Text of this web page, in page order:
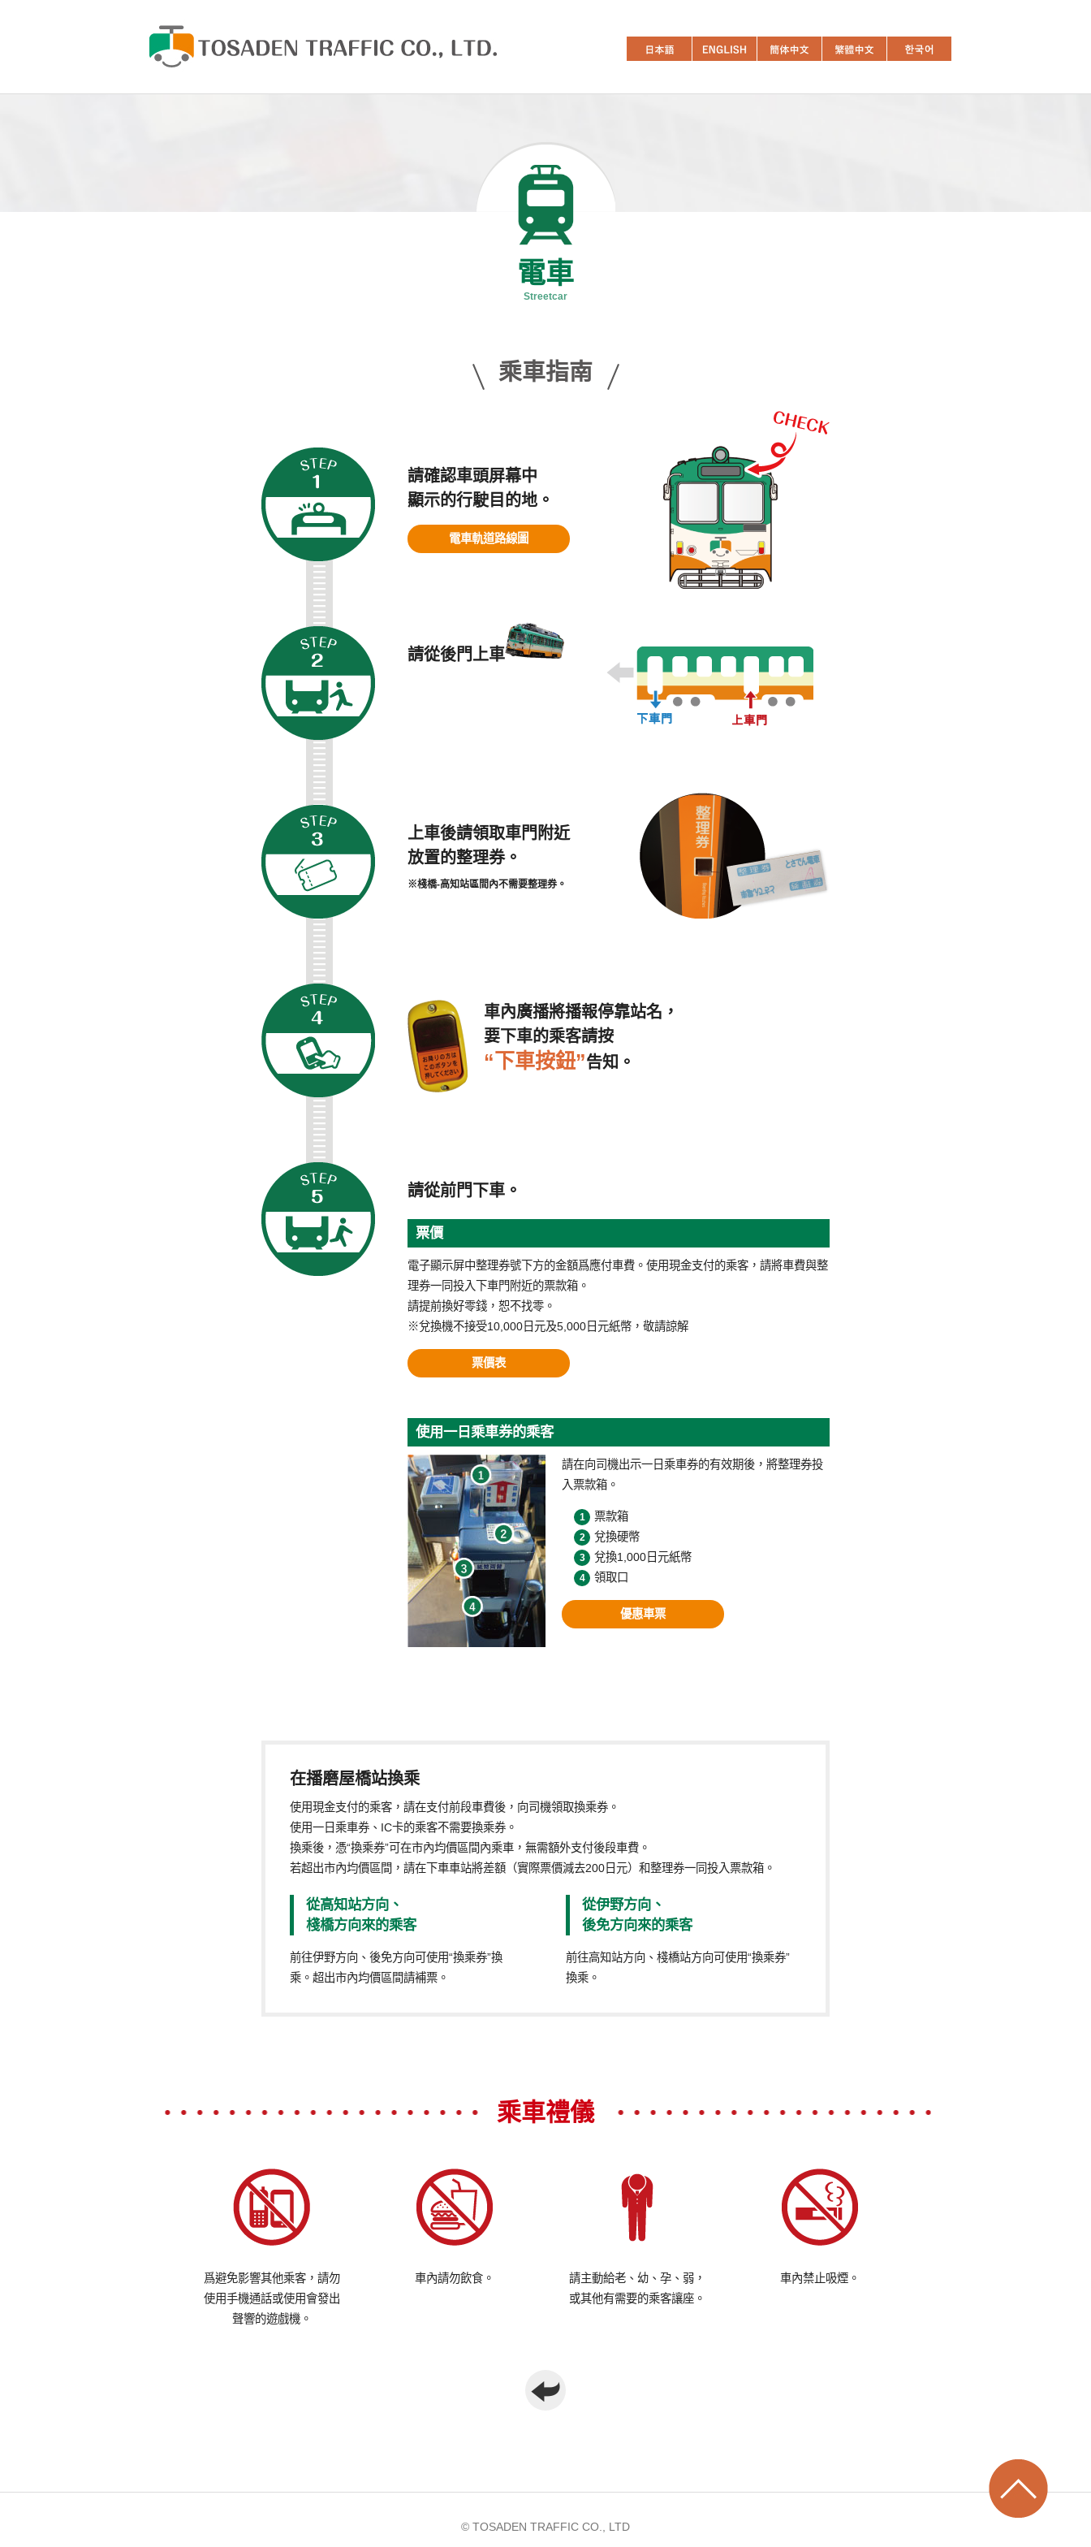
電車
Streetcar
乘車指南
請確認車頭屏幕中
顯示的行駛目的地。
電車軌道路線圖
請從後門上車。
上車後請領取車門附近
放置的整理券。
※棧橋-高知站區間內不需要整理券。
車內廣播將播報停靠站名，
要下車的乘客請按
“下車按鈕”告知。
請從前門下車。
票價
電子顯示屏中整理券號下方的金額爲應付車費。使用現金支付的乘客，請將車費與整
理券一同投入下車門附近的票款箱。
請提前換好零錢，恕不找零。
※兌換機不接受10,000日元及5,000日元紙幣，敬請諒解
票價表
使用一日乘車券的乘客
請在向司機出示一日乘車券的有效期後，將整理券投
入票款箱。
票款箱
兌換硬幣
兌換1,000日元紙幣
領取口
優惠車票
在播磨屋橋站換乘
使用現金支付的乘客，請在支付前段車費後，向司機領取換乘券。
使用一日乘車券、IC卡的乘客不需要換乘券。
換乘後，憑“換乘券”可在市內均價區間內乘車，無需額外支付後段車費。
若超出市內均價區間，請在下車車站將差額（實際票價減去200日元）和整理券一同投入票款箱。
從高知站方向、
棧橋方向來的乘客
前往伊野方向、後免方向可使用“換乘券”換
乘。超出市內均價區間請補票。
從伊野方向、
後免方向來的乘客
前往高知站方向、棧橋站方向可使用“換乘券”
換乘。
乘車禮儀
爲避免影響其他乘客，請勿
使用手機通話或使用會發出
聲響的遊戲機。
車內請勿飲食。
請主動給老、幼、孕、弱，
或其他有需要的乘客讓座。
車內禁止吸煙。
© TOSADEN TRAFFIC CO., LTD